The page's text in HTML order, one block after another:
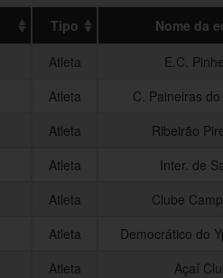
Tipo Nome da
Atleta E.C.
Atleta C. Paineiras
Atleta Ribeirão
Atleta Inter. de
Atleta Clube
Atleta Democrático do
Atleta Açaí